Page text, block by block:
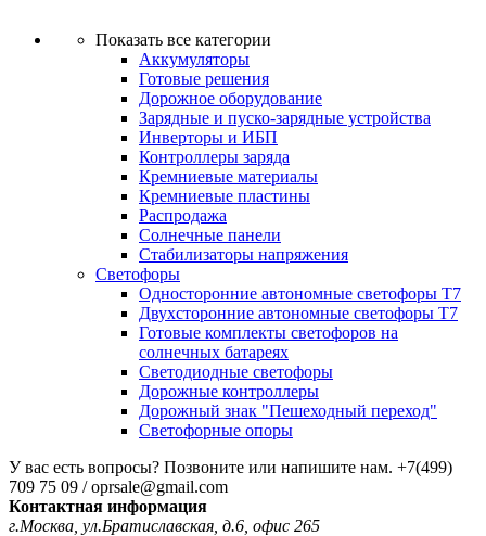
Показать все категории
Аккумуляторы
Готовые решения
Дорожное оборудование
Зарядные и пуско-зарядные устройства
Инверторы и ИБП
Контроллеры заряда
Кремниевые материалы
Кремниевые пластины
Распродажа
Солнечные панели
Стабилизаторы напряжения
Светофоры
Односторонние автономные светофоры Т7
Двухсторонние автономные светофоры Т7
Готовые комплекты светофоров на
солнечных батареях
Светодиодные светофоры
Дорожные контроллеры
Дорожный знак "Пешеходный переход"
Светофорные опоры
У вас есть вопросы? Позвоните или напишите нам. +7(499)
709 75 09 / oprsale@gmail.com
Контактная информация
г.Москва, ул.Братиславская, д.6, офис 265